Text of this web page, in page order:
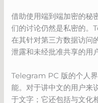
借助使用端到端加密的秘
们的讨论仍然是私密的。
在其针对第三方数据访问
泄露和未经批准共享的用
Telegram PC 版的个人
能。对于讲中文的用户来
于文字；它还包括与文化